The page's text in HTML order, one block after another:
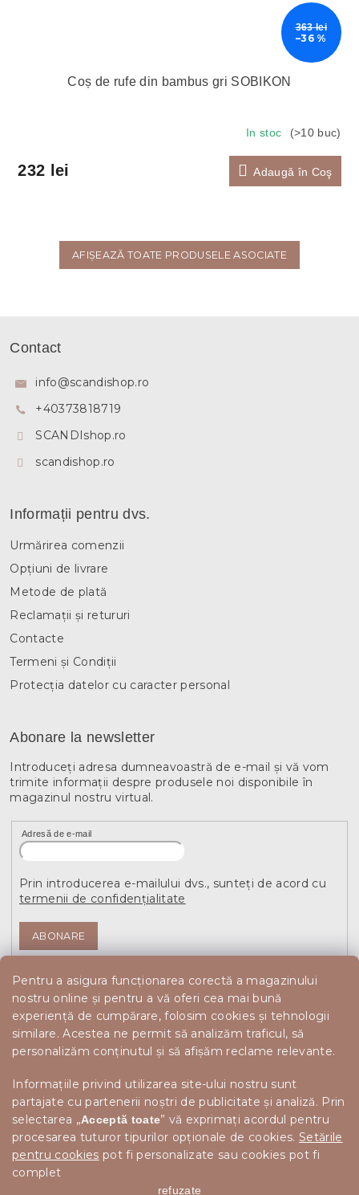
Pentru a asigura funcționarea corectă a magazinului
nostru online și pentru a vă oferi cea mai bună
experiență de cumpărare, folosim cookies și tehnologii
similare. Acestea ne permit să analizăm traficul, să
personalizăm conținutul și să afișăm reclame relevante.
Informațiile privind utilizarea site-ului nostru sunt
partajate cu partenerii noștri de publicitate și analiză. Prin
selectarea „Acceptă toate” vă exprimați acordul pentru
procesarea tuturor tipurilor opționale de cookies. Setările
pentru cookies pot fi personalizate sau cookies pot fi
complet
refuzate
363 lei
–36 %
Coș de rufe din bambus gri SOBIKON
In stoc (>10 buc)
232 lei Adaugă în Coş
AFIŞEAZĂ TOATE PRODUSELE ASOCIATE
Contact
info@scandishop.ro
+40373818719
SCANDIshop.ro
scandishop.ro
Informații pentru dvs.
Urmărirea comenzii
Opțiuni de livrare
Metode de plată
Reclamații și retururi
Contacte
Termeni și Condiții
Protecția datelor cu caracter personal
Abonare la newsletter
Introduceţi adresa dumneavoastră de e-mail şi vă vom
trimite informaţii despre produsele noi disponibile în
magazinul nostru virtual.
Adresă de e-mail
Prin introducerea e-mailului dvs., sunteți de acord cu
termenii de confidențialitate
ABONARE